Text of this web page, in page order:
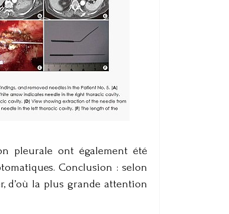
pleurale ont également été
Conclusion : selon
d’où la plus grande attention